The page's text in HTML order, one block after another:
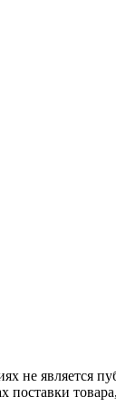
не является